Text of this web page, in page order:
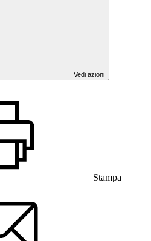
Vedi azioni
Stampa